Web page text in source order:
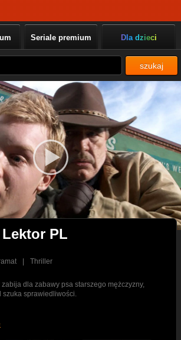
Seriale premium Dla dzieci
szukaj
Lektor PL
Thriller
dla zabawy psa starszego mężczyzny,
szuka sprawiedliwości.